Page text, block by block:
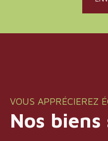
VOUS APPRÉCIEREZ
Nos